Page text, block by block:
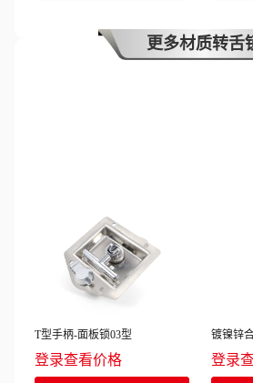
更多材质转舌
T型手柄-面板锁03型
登录查看价格
镀镍锌
登录